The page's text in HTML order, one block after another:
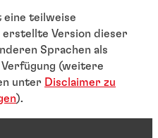
eine teilweise
erstellte Version dieser
Sprachen als
Verfügung (weitere
unter Disclaimer zu
).